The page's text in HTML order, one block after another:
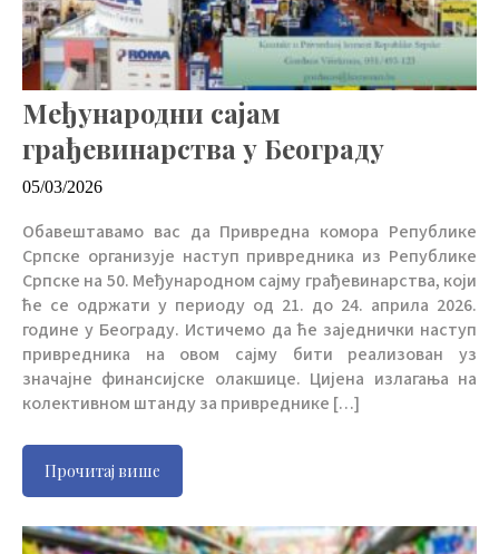
Mеђународни сајам
грађевинарства у Београду
05/03/2026
Обавештавамо вас да Привредна комора Републике
Српске организује наступ привредника из Републике
Српске на 50. Међународном сајму грађевинарства, који
ће се одржати у периоду од 21. до 24. априла 2026.
године у Београду. Истичемо да ће заједнички наступ
привредника на овом сајму бити реализован уз
значајне финансијске олакшице. Цијена излагања на
колективном штанду за привреднике […]
Прочитај више